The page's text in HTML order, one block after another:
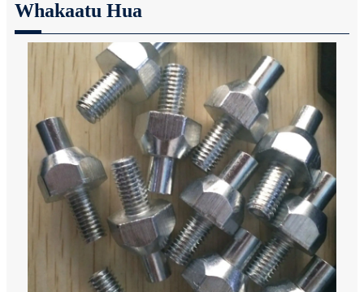
Whakaatu Hua